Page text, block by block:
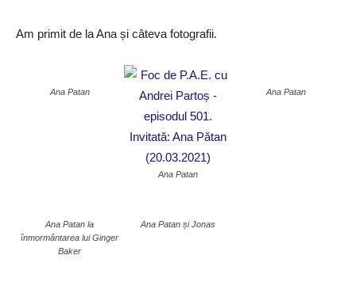
Am primit de la Ana și câteva fotografii.
Ana Patan
Ana Patan
Ana Patan
Ana Patan la
înmormântarea lui Ginger
Baker
Ana Patan și Jonas